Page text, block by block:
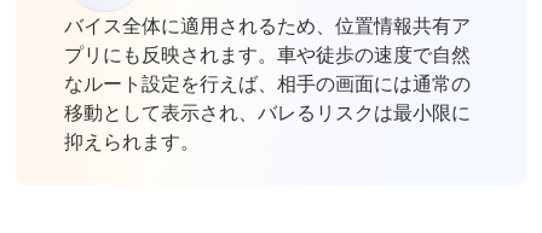
バイス全体に適用されるため、位置情報共有ア
プリにも反映されます。車や徒歩の速度で自然
なルート設定を行えば、相手の画面には通常の
移動として表示され、バレるリスクは最小限に
抑えられます。